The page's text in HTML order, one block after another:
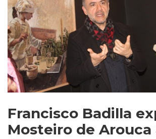
Francisco Badilla
Mosteiro de Arouca